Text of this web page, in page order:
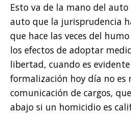
Esto va de la mano del
auto que la jurisprudencia
que hace las veces del
los efectos de adoptar
libertad, cuando es
formalización hoy día no es
comunicación de cargos,
abajo si un homicidio es